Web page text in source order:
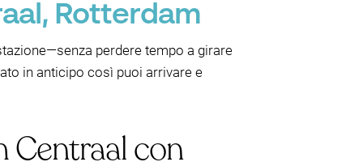
Rotterdam
perdere tempo a girare
in anticipo così puoi arrivare e
Centraal con